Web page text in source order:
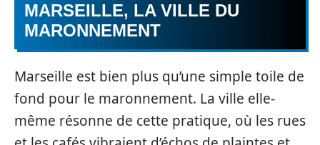
MARSEILLE, LA VILLE DU
MARONNEMENT
Marseille est bien plus qu’une simple toile de
fond pour le maronnement. La ville elle-
même résonne de cette pratique, où les rues